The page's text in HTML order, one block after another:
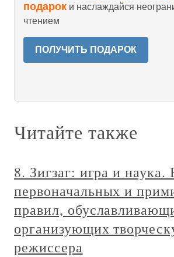
подарок и наслаждайся
чтением
ПОЛУЧИТЬ ПОДАРОК
Читайте также
8. Зигзаг: игра и наука.
первоначальных и
правил,
организующих
режиссера